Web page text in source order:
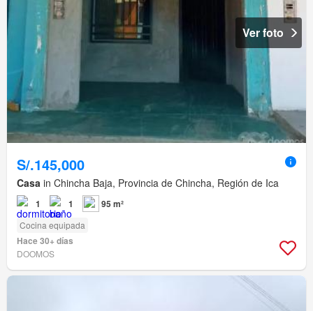
Ver foto
S/.145,000
Casa in Chincha Baja, Provincia de Chincha, Región de Ica
1 1 95 m²
Cocina equipada
Hace 30+ días
DOOMOS